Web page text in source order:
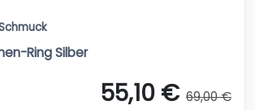
Ring Silber
55,10 € 69,00 €